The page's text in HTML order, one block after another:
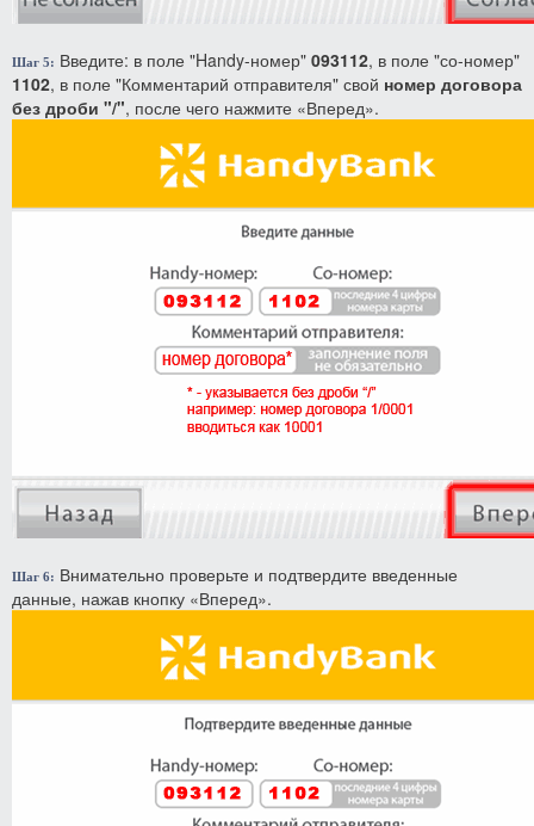
Шаг 5: Введите: в поле "Handy-номер" 093112, в поле "со-номер"
1102, в поле "Комментарий отправителя" свой номер договора
без дроби "/", после чего нажмите «Вперед».
Шаг 6: Внимательно проверьте и подтвердите введенные
данные, нажав кнопку «Вперед».